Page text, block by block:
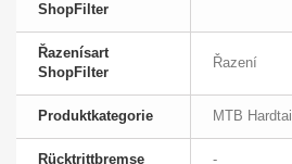
ShopFilter
Řazenísart
ShopFilter
Řazení
Produktkategorie MTB Hardtail
Rücktrittbremse -